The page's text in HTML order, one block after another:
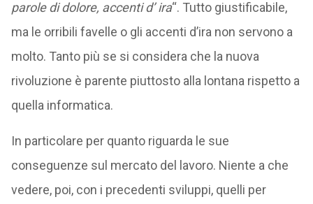
parole di dolore, accenti d’ ira“. Tutto giustificabile,
ma le orribili favelle o gli accenti d’ira non servono a
molto. Tanto più se si considera che la nuova
rivoluzione è parente piuttosto alla lontana rispetto a
quella informatica.
In particolare per quanto riguarda le sue
conseguenze sul mercato del lavoro. Niente a che
vedere, poi, con i precedenti sviluppi, quelli per